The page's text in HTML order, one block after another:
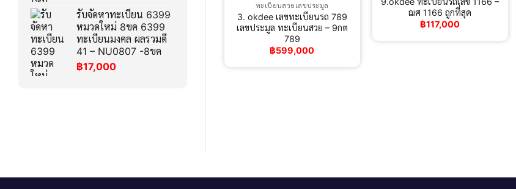
รับจัดหาทะเบียน 6399
หมวดใหม่ 8ขค 6399
ทะเบียนมงคล ผลรวมดี
41 – NU0807 -8ขค
฿17,000
ทะเบียนสวยเลขประมูล
3. okdee เลขทะเบียนรถ 789
เลขประมูล ทะเบียนสวย – 9กต
789
฿599,000
ฌศ 1166 ถูกที่สุด
฿117,000